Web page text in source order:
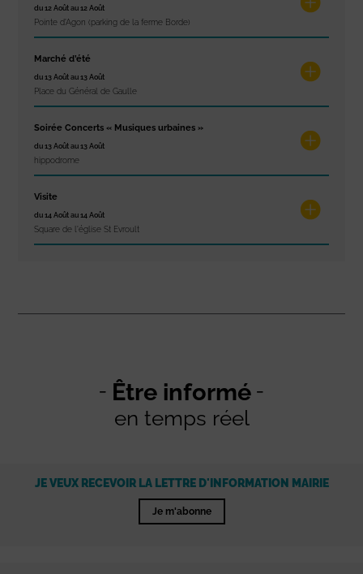
du 12 Août au 12 Août
Pointe d'Agon (parking de la ferme Borde)
Marché d’été
du 13 Août au 13 Août
Place du Général de Gaulle
Soirée Concerts « Musiques urbaines »
du 13 Août au 13 Août
hippodrome
Visite
du 14 Août au 14 Août
Square de l'église St Evroult
Être informé
en temps réel
JE VEUX RECEVOIR LA LETTRE D'INFORMATION MAIRIE
Je m'abonne